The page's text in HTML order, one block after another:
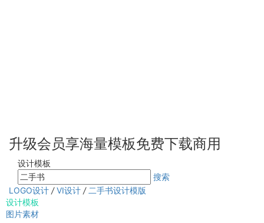
升级会员享海量模板免费下载商用
设计模板
搜索
LOGO设计 / VI设计 / 二手书设计模版
设计模板
图片素材